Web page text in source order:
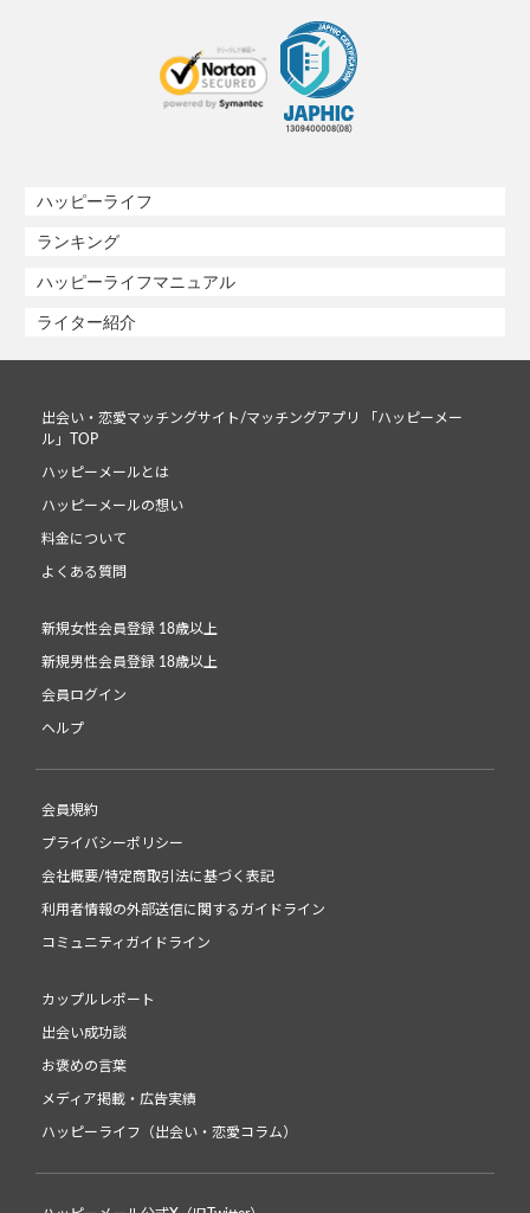
ハッピーライフ
ランキング
ハッピーライフマニュアル
ライター紹介
出会い・恋愛マッチングサイト/マッチングアプリ 「ハッピーメー
ル」TOP
ハッピーメールとは
ハッピーメールの想い
料金について
よくある質問
新規女性会員登録 18歳以上
新規男性会員登録 18歳以上
会員ログイン
ヘルプ
会員規約
プライバシーポリシー
会社概要/特定商取引法に基づく表記
利用者情報の外部送信に関するガイドライン
コミュニティガイドライン
カップルレポート
出会い成功談
お褒めの言葉
メディア掲載・広告実績
ハッピーライフ（出会い・恋愛コラム）